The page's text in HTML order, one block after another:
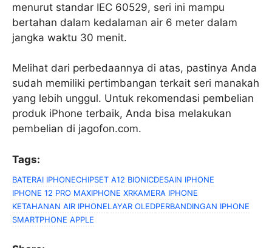
menurut standar IEC 60529, seri ini mampu
bertahan dalam kedalaman air 6 meter dalam
jangka waktu 30 menit.
Melihat dari perbedaannya di atas, pastinya Anda
sudah memiliki pertimbangan terkait seri manakah
yang lebih unggul. Untuk rekomendasi pembelian
produk iPhone terbaik, Anda bisa melakukan
pembelian di jagofon.com.
Tags:
BATERAI IPHONECHIPSET A12 BIONICDESAIN IPHONE
IPHONE 12 PRO MAXIPHONE XRKAMERA IPHONE
KETAHANAN AIR IPHONELAYAR OLEDPERBANDINGAN IPHONE
SMARTPHONE APPLE